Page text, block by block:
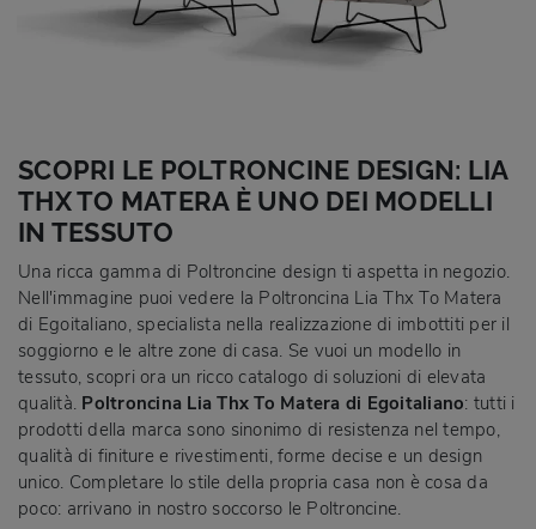
SCOPRI LE POLTRONCINE DESIGN: LIA
THX TO MATERA È UNO DEI MODELLI
IN TESSUTO
Una ricca gamma di Poltroncine design ti aspetta in negozio.
Nell'immagine puoi vedere la Poltroncina Lia Thx To Matera
di Egoitaliano, specialista nella realizzazione di imbottiti per il
soggiorno e le altre zone di casa. Se vuoi un modello in
tessuto, scopri ora un ricco catalogo di soluzioni di elevata
qualità. Poltroncina Lia Thx To Matera di Egoitaliano: tutti i
prodotti della marca sono sinonimo di resistenza nel tempo,
qualità di finiture e rivestimenti, forme decise e un design
unico. Completare lo stile della propria casa non è cosa da
poco: arrivano in nostro soccorso le Poltroncine.